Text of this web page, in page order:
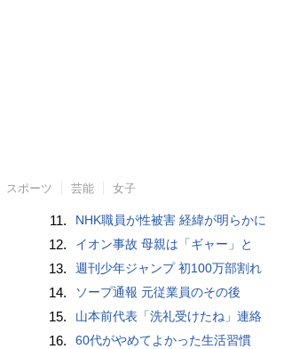
スポーツ 芸能 女子
11. NHK職員が性被害 経緯が明らかに
12. イオン事故 母親は「ギャー」と
13. 週刊少年ジャンプ 初100万部割れ
14. ソープ通報 元従業員のその後
15. 山本前代表「洗礼受けたね」連絡
16. 60代がやめてよかった生活習慣